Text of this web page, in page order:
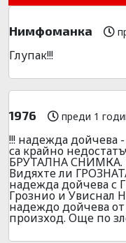
Нимфоманка
Глупак!!!
1976 преди 1
!!! надежда дойчева
са крайно
БРУТАЛНА СНИМКА.
Видяхте ли
надежда дойчева с
Грознио и Увиснал
надеждо дойчева
произход. Още по